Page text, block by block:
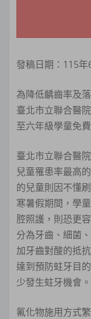
發稿日期：115年
為降低齲齒率及
臺北市立聯合醫
至六年級學童免
臺北市立聯合醫
兒童罹患率最高
的兒童則因不懂
寒暑假期間，學
腔照護，則恐更
分為牙齒、細菌
加牙齒對酸的抵
達到預防蛀牙目
少發生蛀牙機會。
氟化物施用方式